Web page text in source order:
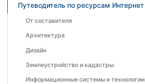
Путеводитель по ресурсам Интернет
От составителя
Архитектура
Дизайн
Землеустройство и кадастры
Информационные системы и технологии